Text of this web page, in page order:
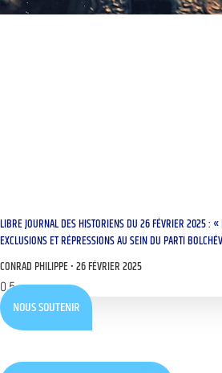
LIBRE JOURNAL DES HISTORIENS DU 26 FÉVRIER 2025 :
EXCLUSIONS ET RÉPRESSIONS AU SEIN DU PARTI
CONRAD PHILIPPE 26 FÉVRIER 2025
NOUS SOUTENIR